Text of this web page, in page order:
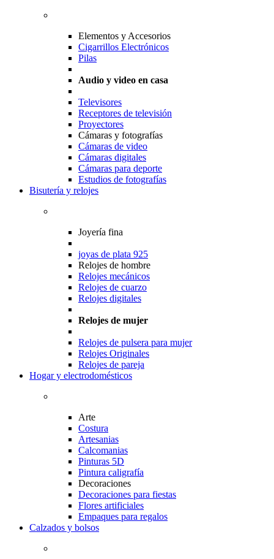
Elementos y Accesorios
Cigarrillos Electrónicos
Pilas
Audio y video en casa
Televisores
Receptores de televisión
Proyectores
Cámaras y fotografías
Cámaras de video
Cámaras digitales
Cámaras para deporte
Estudios de fotografías
Bisutería y relojes
Joyería fina
joyas de plata 925
Relojes de hombre
Relojes mecánicos
Relojes de cuarzo
Relojes digitales
Relojes de mujer
Relojes de pulsera para mujer
Relojes Originales
Relojes de pareja
Hogar y electrodomésticos
Arte
Costura
Artesanias
Calcomanias
Pinturas 5D
Pintura caligrafía
Decoraciones
Decoraciones para fiestas
Flores artificiales
Empaques para regalos
Calzados y bolsos